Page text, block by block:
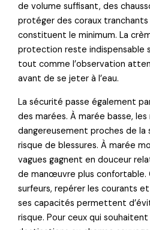
de volume suffisant, des
protéger des coraux
constituent le minimum. La
protection reste indispensable
tout comme l’observation
avant de se jeter à l’eau.
La sécurité passe également
des marées. À marée basse,
dangereusement proches de la
risque de blessures. À marée
vagues gagnent en douceur
de manœuvre plus confortable.
surfeurs, repérer les courants
ses capacités permettent
risque. Pour ceux qui souhaitent